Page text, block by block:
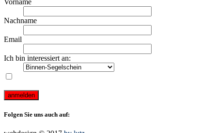
Vorname
Nachname
Email
Ich bin interessiert an:
Folgen Sie uns auch auf: